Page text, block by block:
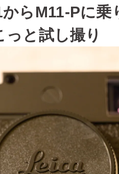
からM11-Pに乗
と試し撮り